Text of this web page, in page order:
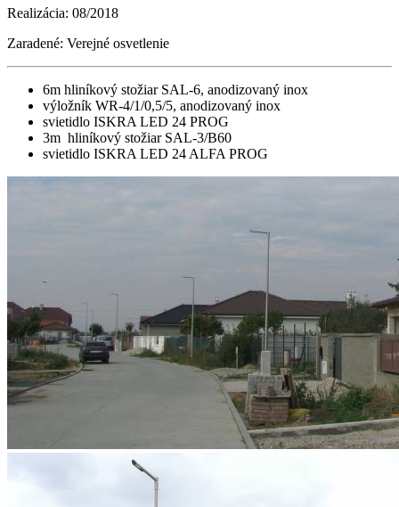
Realizácia: 08/2018
Zaradené: Verejné osvetlenie
6m hliníkový stožiar SAL-6, anodizovaný inox
výložník WR-4/1/0,5/5, anodizovaný inox
svietidlo ISKRA LED 24 PROG
3m hliníkový stožiar SAL-3/B60
svietidlo ISKRA LED 24 ALFA PROG